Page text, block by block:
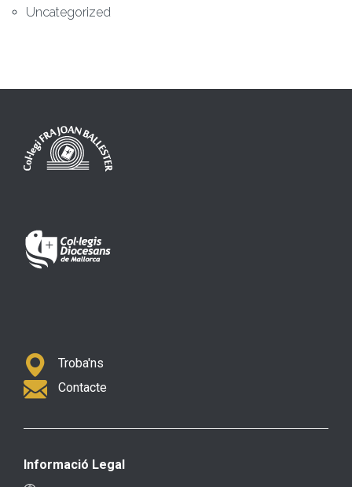
Uncategorized
Troba'ns
Contacte
Informació Legal